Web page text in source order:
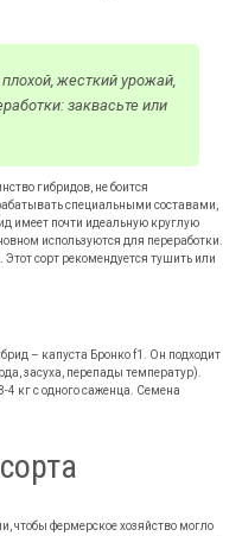
жесткий урожай,
заквасьте или
гибридов, не боится
специальными составами,
имеет почти идеальную круглую
используются для переработки.
сорт рекомендуется тушить или
– капуста Бронко f1. Он подходит
засуха, перепады температур).
4 кг с одного саженца. Семена
чтобы фермерское хозяйство могло